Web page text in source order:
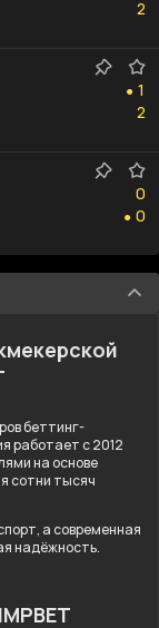
2
●
1
12
2
0
0
●
0
0
беттинг-
работает с 2012
на основе
сотни тысяч
а современная
надёжность.